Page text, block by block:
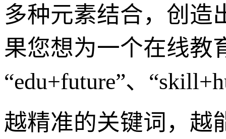
多种元素结合，创造
果您想为一个在线教
“edu+future”、
越精准的关键词，越